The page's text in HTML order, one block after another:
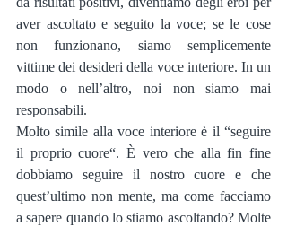
aver ascoltato e seguito la voce; se le cose
non funzionano, siamo semplicemente
vittime dei desideri della voce interiore. In un
modo o nell’altro, noi non siamo mai
responsabili.
Molto simile alla voce interiore è il “seguire
il proprio cuore“. È vero che alla fin fine
dobbiamo seguire il nostro cuore e che
quest’ultimo non mente, ma come facciamo
a sapere quando lo stiamo ascoltando? Molte